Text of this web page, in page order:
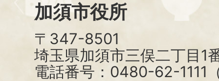
加須市役所
〒347-8501
埼玉県加須市三俣二丁目1
電話番号：0480-62-1111